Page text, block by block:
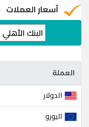
آسعار العملات
العملة
العملة
الدولار
اليورو